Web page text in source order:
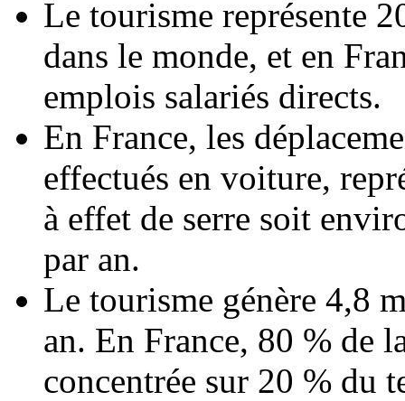
Le tourisme représente
dans le monde, et en
emplois salariés directs.
En France, les
effectués en voiture,
à effet de serre soit
par an.
Le tourisme génère 4,8
an. En France, 80 % de
concentrée sur 20 % du